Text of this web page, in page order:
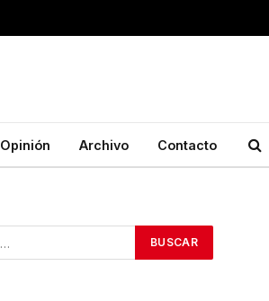
Opinión Archivo Contacto